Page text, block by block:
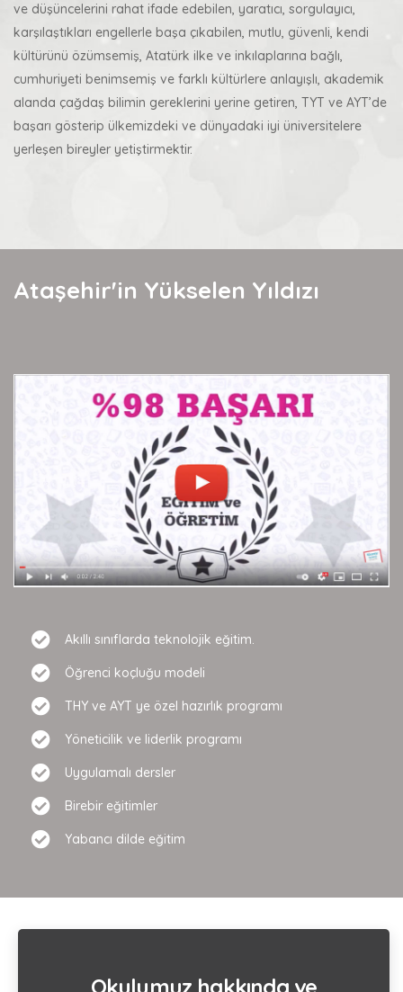
ve düşüncelerini rahat ifade edebilen, yaratıcı, sorgulayıcı,
karşılaştıkları engellerle başa çıkabilen, mutlu, güvenli, kendi
kültürünü özümsemiş, Atatürk ilke ve inkılaplarına bağlı,
cumhuriyeti benimsemiş ve farklı kültürlere anlayışlı, akademik
alanda çağdaş bilimin gereklerini yerine getiren, TYT ve AYT’de
başarı gösterip ülkemizdeki ve dünyadaki iyi üniversitelere
yerleşen bireyler yetiştirmektir.
Ataşehir'in Yükselen Yıldızı
Akıllı sınıflarda teknolojik eğitim.
Öğrenci koçluğu modeli
THY ve AYT ye özel hazırlık programı
Yöneticilik ve liderlik programı
Uygulamalı dersler
Birebir eğitimler
Yabancı dilde eğitim
Okulumuz hakkında ve